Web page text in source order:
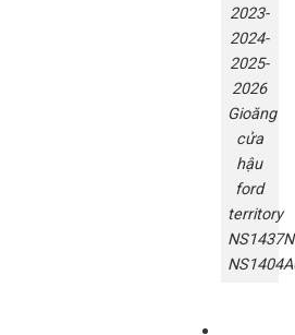
2023-
2024-
2025-
2026
Gioăng
cửa
hậu
ford
territory